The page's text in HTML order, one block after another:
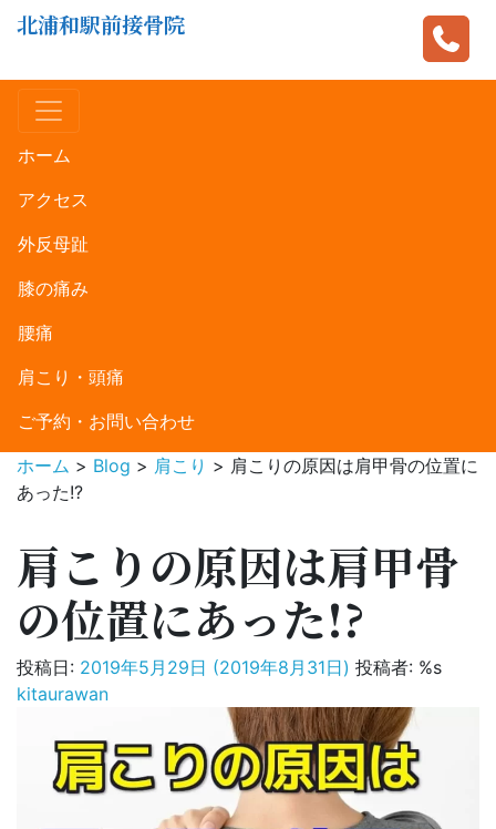
北浦和駅前接骨院
ホーム
アクセス
外反母趾
膝の痛み
腰痛
肩こり・頭痛
ご予約・お問い合わせ
ホーム > Blog > 肩こり > 肩こりの原因は肩甲骨の位置に
あった!?
肩こりの原因は肩甲骨
の位置にあった!?
投稿日: 2019年5月29日 (2019年8月31日) 投稿者: %s
kitaurawan